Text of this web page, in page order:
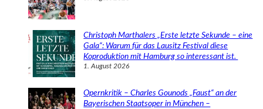
Christoph Marthalers „Erste letzte Sekunde – eine
Gala“: Warum für das Lausitz Festival diese
Koproduktion mit Hamburg so interessant ist.
1. August 2026
Opernkritik – Charles Gounods „Faust“ an der
Bayerischen Staatsoper in München –